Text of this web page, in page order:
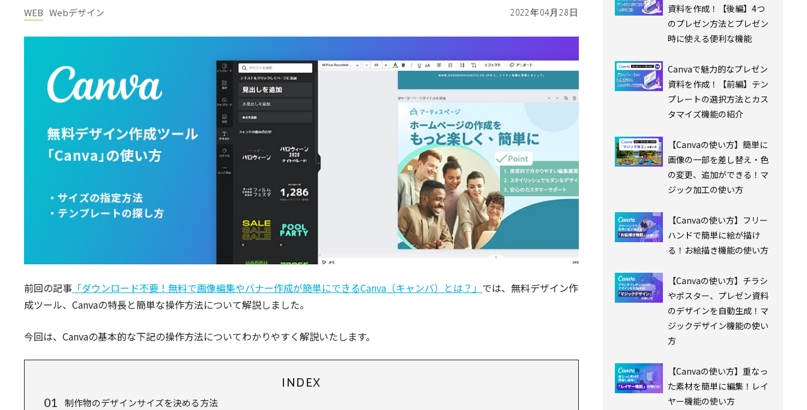
2022年04月28日
WEB Webデザイン
前回の記事 「ダウンロード不要！無料で画像編集やバナー作成が簡単にできるCanva（キャンバ）とは？」 では、無料デザイン作
成ツール、Canvaの特長と簡単な操作方法について解説しました。
今回は、Canvaの基本的な下記の操作方法についてわかりやすく解説いたします。
INDEX
制作物のデザインサイズを決める方法
資料を作成！【後編】4つ
のプレゼン方法とプレゼン
時に使える便利な機能
Canvaで魅力的なプレゼン
資料を作成！【前編】テン
プレートの選択方法とカス
タマイズ機能の紹介
【Canvaの使い方】簡単に
画像の一部を差し替え・色
の変更、追加ができる！マ
ジック加工の使い方
【Canvaの使い方】フリー
ハンドで簡単に絵が描け
る！お絵描き機能の使い方
【Canvaの使い方】チラシ
やポスター、プレゼン資料
のデザインを自動生成！マ
ジックデザイン機能の使い
方
【Canvaの使い方】重なっ
た素材を簡単に編集！レイ
ヤー機能の使い方